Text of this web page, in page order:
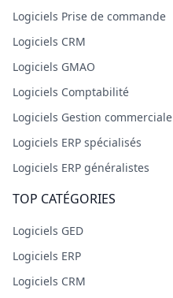
Logiciels Prise de commande
Logiciels CRM
Logiciels GMAO
Logiciels Comptabilité
Logiciels Gestion commerciale
Logiciels ERP spécialisés
Logiciels ERP généralistes
TOP CATÉGORIES
Logiciels GED
Logiciels ERP
Logiciels CRM